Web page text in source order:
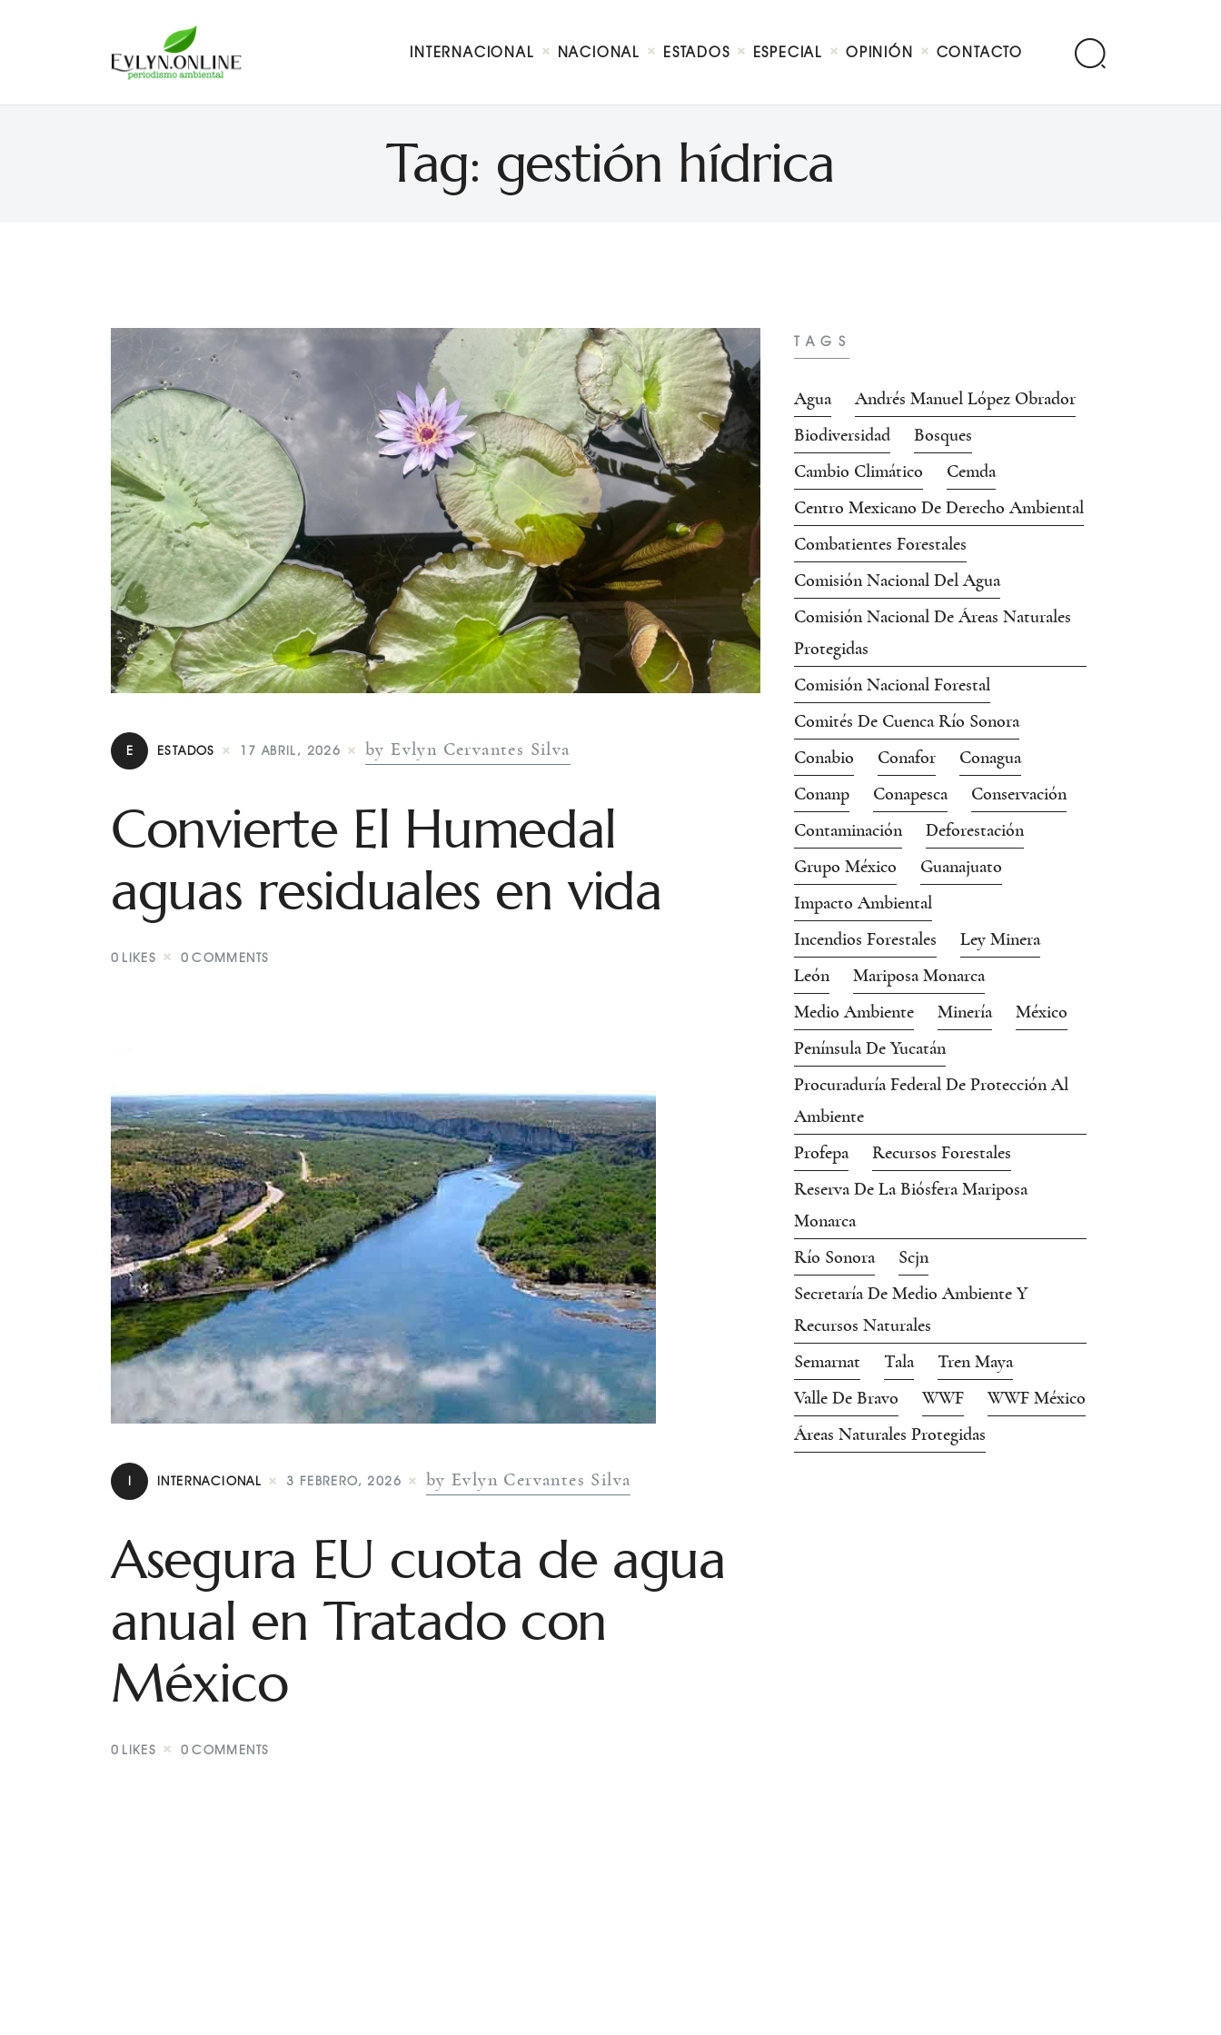
INTERNACIONAL NACIONAL ESTADOS ESPECIAL OPINIÓN CONTACTO
Tag: gestión hídrica
Evlyn Online
Periodismo para autogobernarse
Nacional
Especial
Contacto
E ESTADOS 17 ABRIL, 2026 by Evlyn Cervantes Silva
Convierte El Humedal
aguas residuales en vida
0 LIKES 0 COMMENTS
I INTERNACIONAL 3 FEBRERO, 2026 by Evlyn Cervantes Silva
Asegura EU cuota de agua
anual en Tratado con
México
0 LIKES 0 COMMENTS
TAGS
Agua
Andrés Manuel López Obrador
Biodiversidad
Bosques
Cambio Climático
Cemda
Centro Mexicano De Derecho Ambiental
Combatientes Forestales
Comisión Nacional Del Agua
Comisión Nacional De Áreas Naturales
Protegidas
Comisión Nacional Forestal
Comités De Cuenca Río Sonora
Conabio
Conafor
Conagua
Conanp
Conapesca
Conservación
Contaminación
Deforestación
Grupo México
Guanajuato
Impacto Ambiental
Incendios Forestales
Ley Minera
León
Mariposa Monarca
Medio Ambiente
Minería
México
Península De Yucatán
Procuraduría Federal De Protección Al
Ambiente
Profepa
Recursos Forestales
Reserva De La Biósfera Mariposa
Monarca
Río Sonora
Scjn
Secretaría De Medio Ambiente Y
Recursos Naturales
Semarnat
Tala
Tren Maya
Valle De Bravo
WWF
WWF México
Áreas Naturales Protegidas